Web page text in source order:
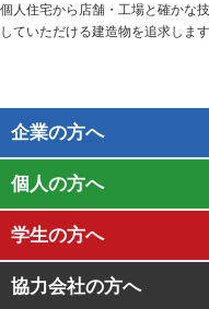
個人住宅から店舗・工場と確かな
していただける建造物を追求します
企業の方へ
個人の方へ
学生の方へ
協力会社の方へ